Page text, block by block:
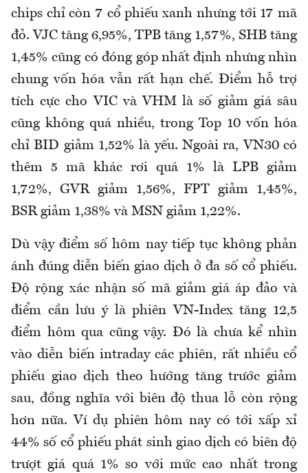
chips chỉ còn 7 cổ phiếu xanh nhưng tới 17 mã
đỏ. VJC tăng 6,95%, TPB tăng 1,57%, SHB tăng
1,45% cũng có đóng góp nhất định nhưng nhìn
chung vốn hóa vẫn rất hạn chế. Điểm hỗ trợ
tích cực cho VIC và VHM là số giảm giá sâu
cũng không quá nhiều, trong Top 10 vốn hóa
chỉ BID giảm 1,52% là yếu. Ngoài ra, VN30 có
thêm 5 mã khác rơi quá 1% là LPB giảm
1,72%, GVR giảm 1,56%, FPT giảm 1,45%,
BSR giảm 1,38% và MSN giảm 1,22%.
Dù vậy điểm số hôm nay tiếp tục không phản
ánh đúng diễn biến giao dịch ở đa số cổ phiếu.
Độ rộng xác nhận số mã giảm giá áp đảo và
điểm cần lưu ý là phiên VN-Index tăng 12,5
điểm hôm qua cũng vậy. Đó là chưa kể nhìn
vào diễn biến intraday các phiên, rất nhiều cổ
phiếu giao dịch theo hướng tăng trước giảm
sau, đồng nghĩa với biên độ thua lỗ còn rộng
hơn nữa. Ví dụ phiên hôm nay có tới xấp xỉ
44% số cổ phiếu phát sinh giao dịch có biên độ
trượt giá quá 1% so với mức cao nhất trong